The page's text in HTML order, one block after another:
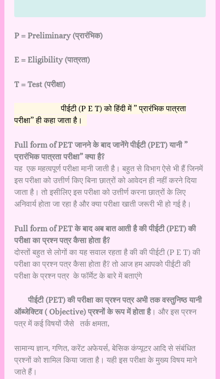
P = Preliminary(प्रारंभिक)
E = Eligibility (पात्रता)
T = Test (परीक्षा)
पीईटी (P E T) को हिंदी में ” प्रारंभिक पात्रता
परीक्षा” ही कहा जाता है।
Full form of PET जानने के बाद जानेंगे पीईटी (PET) यानी ”
प्रारंभिक पात्रता परीक्षा” क्या है?
यह एक महत्वपूर्ण परीक्षा मानी जाती है। बहुत से विभाग ऐसे भी हैं जिनमें
इस परीक्षा को उत्तीर्ण किए बिना छात्रों को आवेदन ही नहीं करने दिया
जाता है। तो इसीलिए इस परीक्षा को उत्तीर्ण करना छात्रों के लिए
अनिवार्य होता जा रहा है और क्या परीक्षा खाती जरूरी भी हो गई है।
Full form of PET के बाद अब बात आती है की पीईटी (PET) की
परीक्षा का प्रश्न पत्र कैसा होता है?
दोस्तों बहुत से लोगों का यह सवाल रहता है की की पीईटी (P E T) की
परीक्षा का प्रश्न पत्र कैसा होता है? तो आज हम आपको पीईटी की
परीक्षा के प्रश्न पत्र के फॉर्मेट के बारे में बताएंगे
पीईटी (PET) की परीक्षा का प्रश्न पत्र अभी तक वस्तुनिष्ठ यानी
ऑब्जेक्टिव ( Objective) प्रश्नों के रूप में होता है। और इस प्रश्न
पत्र में कई विषयों जैसे तर्क क्षमता,
सामान्य ज्ञान, गणित, करेंट अफेयर्स, बेसिक कंप्यूटर आदि से संबंधित
प्रश्नों को शामिल किया जाता है। यही इस परीक्षा के मुख्य विषय माने
जाते हैं।